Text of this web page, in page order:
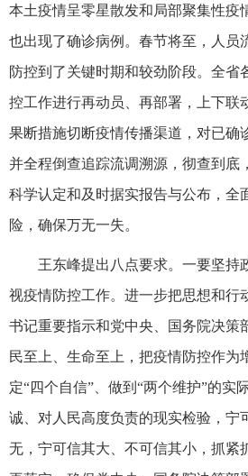
本土疫情呈零星散发和局部聚集性疫
也出现了确诊病例。春节将至，人员
防控到了关键时期和较劲阶段。全省
控工作进行再动员、再部署，上下联
果断措施切断疫情传播渠道，对已确
并全程倒查追踪流调溯源，彻查到底
科学认定和及时据实报告与公布，全
险，确保万无一失。
王东峰提出八点要求。一要坚持
视疫情防控工作。进一步把思想和行
书记重要指示和党中央、国务院决策
民至上、生命至上，把疫情防控作为
定“四个自信”、做到“两个维护”的实
诚、对人民高度负责的现实检验，宁
无，宁可信其大、不可信其小，抓紧